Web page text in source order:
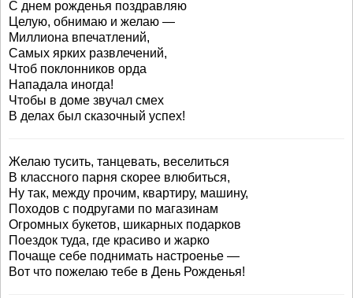
С днем рожденья поздравляю
Целую, обнимаю и желаю —
Миллиона впечатлений,
Самых ярких развлечений,
Чтоб поклонников орда
Нападала иногда!
Чтобы в доме звучал смех
В делах был сказочный успех!
Желаю тусить, танцевать, веселиться
В классного парня скорее влюбиться,
Ну так, между прочим, квартиру, машину,
Походов с подругами по магазинам
Огромных букетов, шикарных подарков
Поездок туда, где красиво и жарко
Почаще себе поднимать настроенье —
Вот что пожелаю тебе в День Рожденья!